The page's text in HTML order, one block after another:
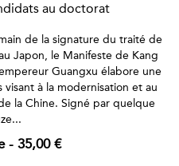
au doctorat
de la signature du traité de
Japon, le Manifeste de Kang
Guangxu élabore une
à la modernisation et au
la Chine. Signé par quelque
- 35,00 €